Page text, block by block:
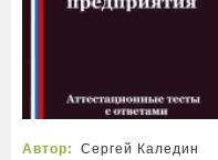
Автор:
Сергей Каледин